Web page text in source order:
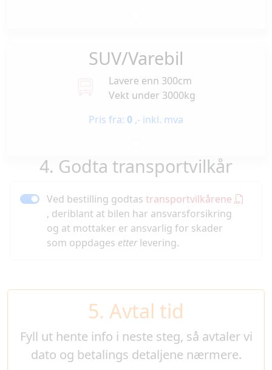
SUV/Varebil
Lavere enn 300cm
Vekt under 3000kg
Pris fra: 0 ,- inkl. mva
4. Godta transportvilkår
Ved bestilling godtas transportvilkårene
, deriblant at bilen har ansvarsforsikring
og at mottaker er ansvarlig for skader
som oppdages etterlevering.
5. Avtal tid
Fyll ut hente info i neste steg, så avtaler vi
dato og betalings detaljene nærmere.